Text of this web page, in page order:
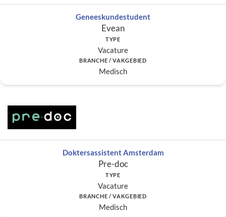
Geneeskundestudent
Evean
TYPE
Vacature
BRANCHE / VAKGEBIED
Medisch
Doktersassistent Amsterdam
Pre-doc
TYPE
Vacature
BRANCHE / VAKGEBIED
Medisch